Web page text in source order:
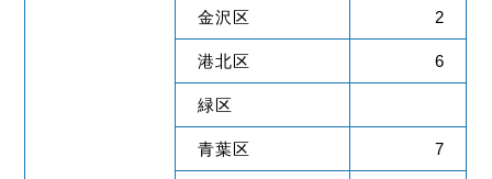
金沢区 2
港北区 6
緑区
青葉区 7